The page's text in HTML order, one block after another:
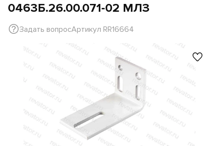
0463Б.26.00.071-02 МЛЗ
Задать вопросАртикул RR16664